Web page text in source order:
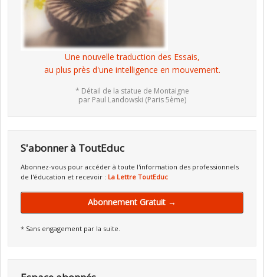
Une nouvelle traduction des Essais,
au plus près d'une intelligence en mouvement.
* Détail de la statue de Montaigne
par Paul Landowski (Paris 5ème)
S'abonner à ToutEduc
Abonnez-vous pour accéder à toute l'information des professionnels
de l'éducation et recevoir : La Lettre ToutEduc
Abonnement Gratuit →
* Sans engagement par la suite.